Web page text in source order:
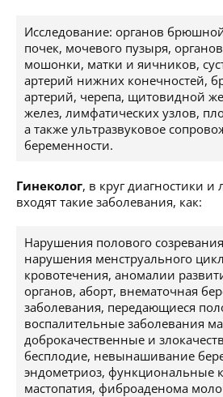
Исследование: органов
почек, мочевого пузыря,
мошонки, матки и яичников,
артерий нижних конечностей,
артерий, черепа, щитовидной
желез, лимфатических узлов,
а также ультразвуковое
беременности.
Гинеколог, в круг диагностики и
входят такие заболевания, как:
Нарушения полового
нарушения менструального
кровотечения, аномалии
органов, аборт, внематочная
заболевания, передающиеся
воспалительные заболевания
доброкачественные и
бесплодие, невынашивание
эндометриоз, функциональные
мастопатия, фиброаденома